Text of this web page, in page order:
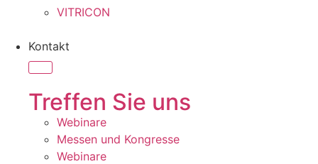
VITRICON
Kontakt
Treffen Sie uns
Webinare
Messen und Kongresse
Webinare